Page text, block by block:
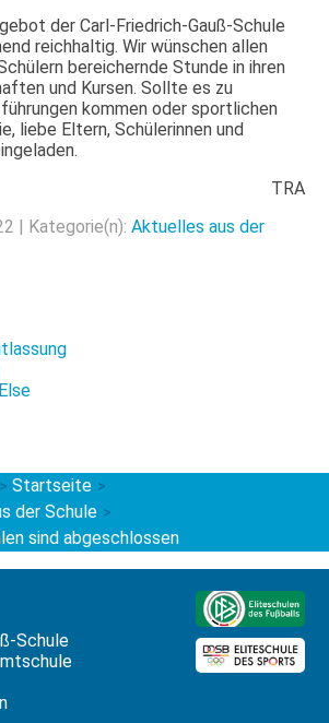
der Carl-Friedrich-Gauß-Schule
reichhaltig. Wir wünschen allen
bereichernde Stunde in ihren
und Kursen. Sollte es zu
kommen oder sportlichen
liebe Eltern, Schülerinnen und
TRA
| Kategorie(n):Aktuelles aus der
> Startseite >
der Schule >
sind abgeschlossen
Schule